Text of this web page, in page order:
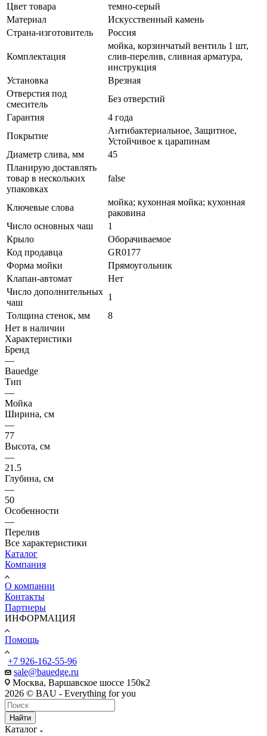
Цвет товара
темно-серый
Материал
Искусственный камень
Страна-изготовитель
Россия
Комплектация
мойка, корзинчатый вентиль 1 шт,
слив-перелив, сливная арматура,
инструкция
Установка
Врезная
Отверстия под
смеситель
Без отверстий
Гарантия
4 года
Покрытие
Антибактериальное, Защитное,
Устойчивое к царапинам
Диаметр слива, мм
45
Планирую доставлять
товар в нескольких
упаковках
false
Ключевые слова
мойка; кухонная мойка; кухонная
раковина
Число основных чаш
1
Крыло
Оборачиваемое
Код продавца
GR0177
Форма мойки
Прямоугольник
Клапан-автомат
Нет
Число дополнительных
чаш
1
Толщина стенок, мм
8
Нет в наличии
Характеристики
Бренд
—
Bauedge
Тип
—
Мойка
Ширина, см
—
77
Высота, см
—
21.5
Глубина, см
—
50
Особенности
—
Перелив
Все характеристики
Каталог
Компания
О компании
Контакты
Партнеры
ИНФОРМАЦИЯ
Помощь
+7 926-162-55-96
sale@bauedge.ru
Москва, Варшавское шоссе 150к2
2026 © BAU - Everything for you
Найти
Каталог